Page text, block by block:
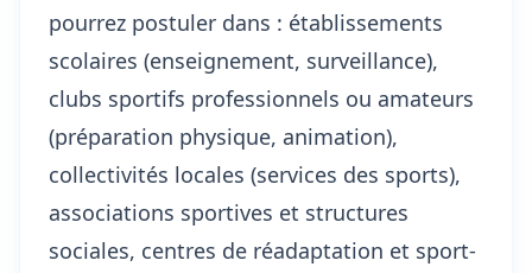
pourrez postuler dans : établissements
scolaires (enseignement, surveillance),
clubs sportifs professionnels ou amateurs
(préparation physique, animation),
collectivités locales (services des sports),
associations sportives et structures
sociales, centres de réadaptation et sport-